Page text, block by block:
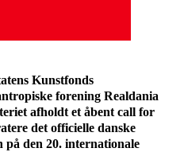
Kunstfonds
forening Realdania
afholdt et åbent call for
det officielle danske
på den 20. internationale